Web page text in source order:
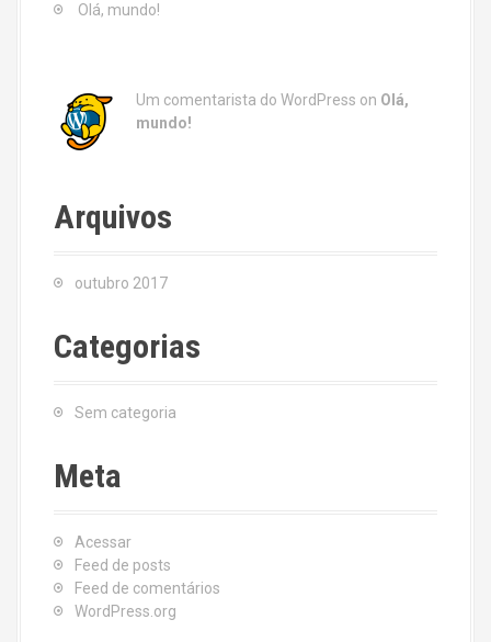
Olá, mundo!
Um comentarista do WordPress on Olá,
mundo!
Arquivos
outubro 2017
Categorias
Sem categoria
Meta
Acessar
Feed de posts
Feed de comentários
WordPress.org